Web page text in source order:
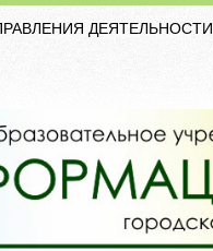
ДЕЯТЕЛЬНОСТИ